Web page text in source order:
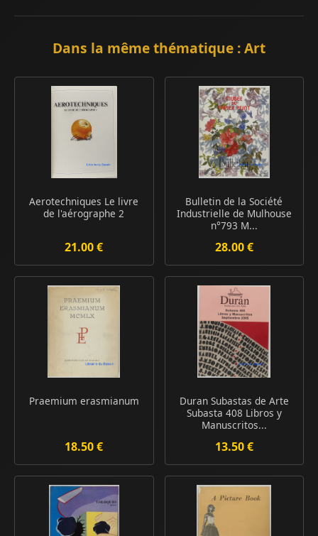
Dans la même thématique : Art
Aerotechniques Le livre
de l'aérographe 2
21.00 €
Bulletin de la Société
Industrielle de Mulhouse
n°793 M...
28.00 €
Praemium erasmianum
18.50 €
Duran Subastas de Arte
Subasta 408 Libros y
Manuscritos...
13.50 €